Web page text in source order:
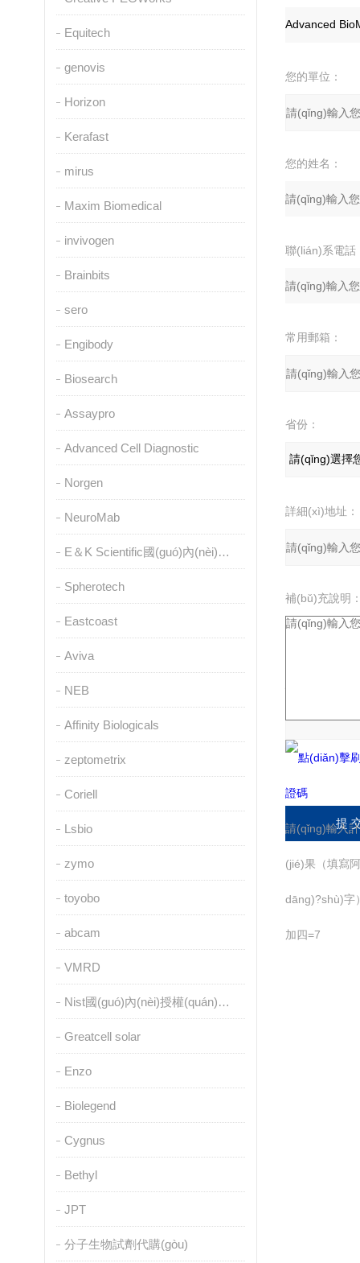
Equitech
genovis
Horizon
Kerafast
mirus
Maxim Biomedical
invivogen
Brainbits
sero
Engibody
Biosearch
Assaypro
Advanced Cell Diagnostic
Norgen
NeuroMab
E＆K Scientific國(guó)內(nèi)授權(quán)代理
Spherotech
Eastcoast
Aviva
NEB
Affinity Biologicals
zeptometrix
Coriell
Lsbio
zymo
toyobo
abcam
VMRD
Nist國(guó)內(nèi)授權(quán)代理
Greatcell solar
Enzo
Biolegend
Cygnus
Bethyl
JPT
分子生物試劑代購(gòu)
您的單位：
您的姓名：
聯(lián)系電話
常用郵箱：
省份：
詳細(xì)地址：
補(bǔ)充說明
請(qǐng)輸入
(jié)果（填寫
dāng)?shù)字）
加四=7